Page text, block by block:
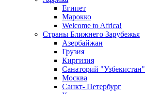
Египет
Марокко
Welcome to Africa!
Страны Ближнего Зарубежья
Азербайжан
Грузия
Киргизия
Санаторий "Узбекистан"
Москва
Санкт- Петербург